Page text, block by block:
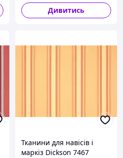
Дивитись
Тканини для навісів і
маркіз Dickson 7467